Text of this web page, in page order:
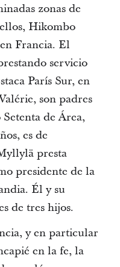
zonas de
Hikombo
Francia. El
servicio
París Sur, en
son padres
de Área,
es de
presta
presidente de la
Él y su
de tres hijos.
y en particular
en la fe, la